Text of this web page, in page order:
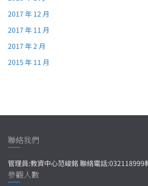
2017 年 12 月
2017 年 11 月
2017 年 2 月
2015 年 11 月
聯絡我們
管理員:教資中心范峻銘 聯絡電話:032118999
參觀人數